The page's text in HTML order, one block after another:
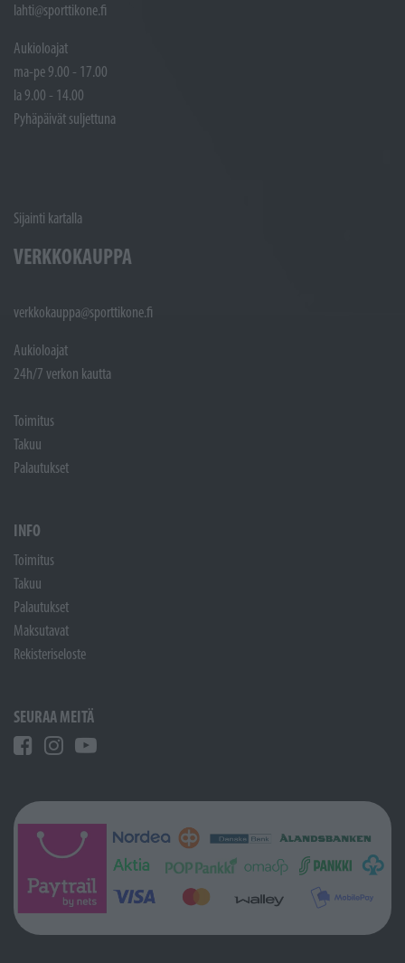
lahti@sporttikone.fi
Aukioloajat
ma-pe 9.00 - 17.00
la 9.00 - 14.00
Pyhäpäivät suljettuna
Sijainti kartalla
VERKKOKAUPPA
verkkokauppa@sporttikone.fi
Aukioloajat
24h/7 verkon kautta
Toimitus
Takuu
Palautukset
INFO
Toimitus
Takuu
Palautukset
Maksutavat
Rekisteriseloste
SEURAA MEITÄ